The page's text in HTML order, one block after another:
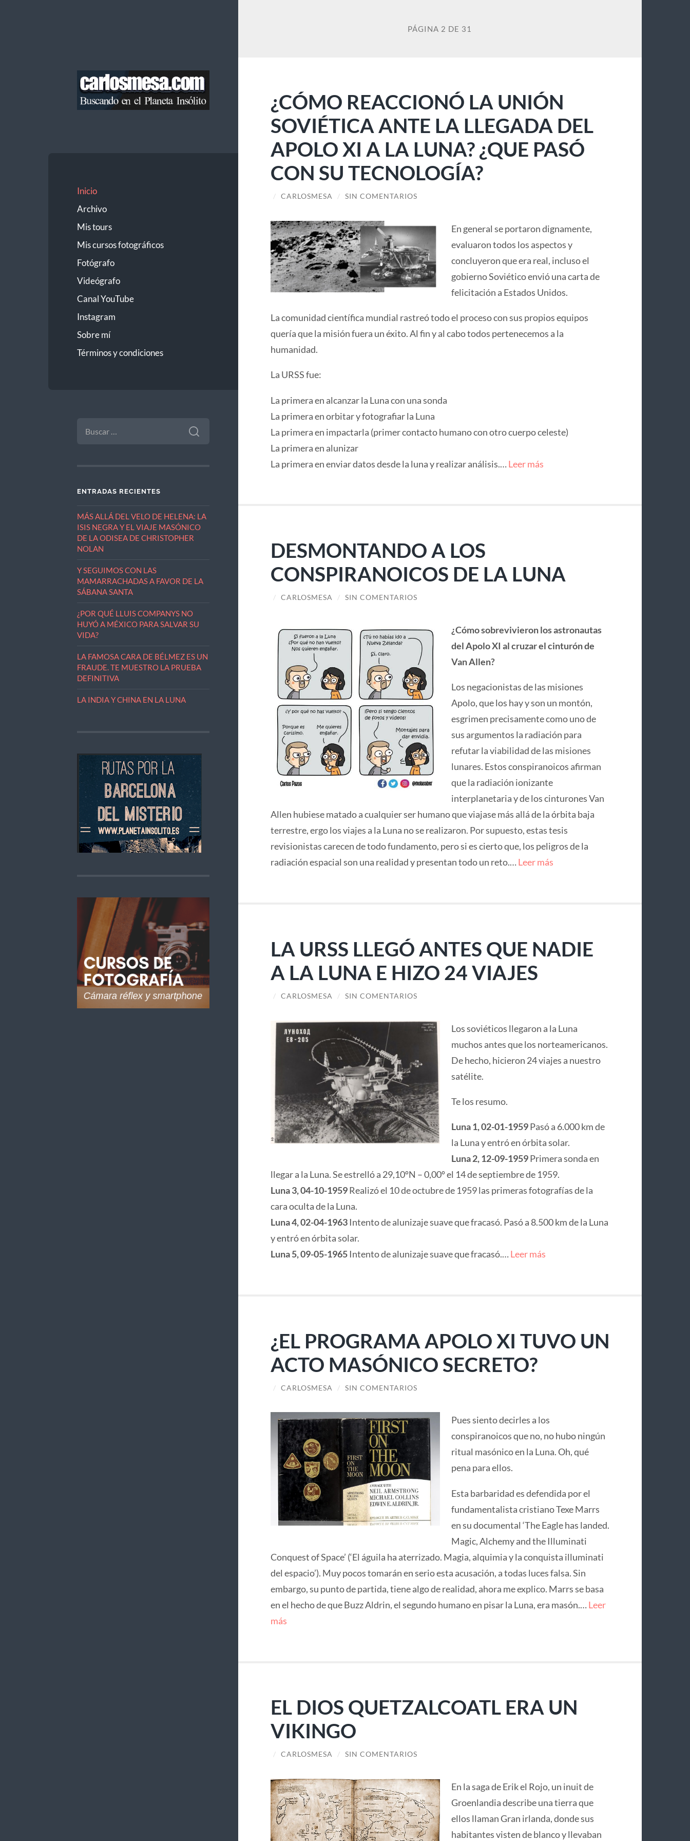
Inicio
Archivo
Mis tours
Mis cursos fotográficos
Fotógrafo
Videógrafo
Canal YouTube
Instagram
Sobre mí
Términos y condiciones
ENTRADAS RECIENTES
MÁS ALLÁ DEL VELO DE HELENA: LA
ISIS NEGRA Y EL VIAJE MASÓNICO
DE LA ODISEA DE CHRISTOPHER
NOLAN
Y SEGUIMOS CON LAS
MAMARRACHADAS A FAVOR DE LA
SÁBANA SANTA
¿POR QUÉ LLUIS COMPANYS NO
HUYÓ A MÉXICO PARA SALVAR SU
VIDA?
LA FAMOSA CARA DE BÉLMEZ ES UN
FRAUDE. TE MUESTRO LA PRUEBA
DEFINITIVA
LA INDIA Y CHINA EN LA LUNA
PÁGINA 2 DE 31
¿CÓMO REACCIONÓ LA UNIÓN
SOVIÉTICA ANTE LA LLEGADA DEL
APOLO XI A LA LUNA? ¿QUE PASÓ
CON SU TECNOLOGÍA?
/ CARLOSMESA / SIN COMENTARIOS
En general se portaron dignamente,
evaluaron todos los aspectos y
concluyeron que era real, incluso el
gobierno Soviético envió una carta de
felicitación a Estados Unidos.
La comunidad científica mundial rastreó todo el proceso con sus propios equipos
quería que la misión fuera un éxito. Al fin y al cabo todos pertenecemos a la
humanidad.
La URSS fue:
La primera en alcanzar la Luna con una sonda
La primera en orbitar y fotografiar la Luna
La primera en impactarla (primer contacto humano con otro cuerpo celeste)
La primera en alunizar
La primera en enviar datos desde la luna y realizar análisis.…Leer más
DESMONTANDO A LOS
CONSPIRANOICOS DE LA LUNA
/ CARLOSMESA / SIN COMENTARIOS
¿Cómo sobrevivieron los astronautas
del Apolo XI al cruzar el cinturón de
Van Allen?
Los negacionistas de las misiones
Apolo, que los hay y son un montón,
esgrimen precisamente como uno de
sus argumentos la radiación para
refutar la viabilidad de las misiones
lunares. Estos conspiranoicos afirman
que la radiación ionizante
interplanetaria y de los cinturones Van
Allen hubiese matado a cualquier ser humano que viajase más allá de la órbita baja
terrestre, ergo los viajes a la Luna no se realizaron. Por supuesto, estas tesis
revisionistas carecen de todo fundamento, pero si es cierto que, los peligros de la
radiación espacial son una realidad y presentan todo un reto.…Leer más
LA URSS LLEGÓ ANTES QUE NADIE
A LA LUNA E HIZO 24 VIAJES
/ CARLOSMESA / SIN COMENTARIOS
Los soviéticos llegaron a la Luna
muchos antes que los norteamericanos.
De hecho, hicieron 24 viajes a nuestro
satélite.
Te los resumo.
Luna 1, 02-01-1959Pasó a 6.000 km de
la Luna y entró en órbita solar.
Luna 2, 12-09-1959Primera sonda en
llegar a la Luna. Se estrelló a 29,10ºN – 0,00º el 14 de septiembre de 1959.
Luna 3, 04-10-1959Realizó el 10 de octubre de 1959 las primeras fotografías de la
cara oculta de la Luna.
Luna 4, 02-04-1963 Intento de alunizaje suave que fracasó. Pasó a 8.500 km de la Luna
y entró en órbita solar.
Luna 5, 09-05-1965 Intento de alunizaje suave que fracasó.…Leer más
¿EL PROGRAMA APOLO XI TUVO UN
ACTO MASÓNICO SECRETO?
/ CARLOSMESA / SIN COMENTARIOS
Pues siento decirles a los
conspiranoicos que no, no hubo ningún
ritual masónico en la Luna. Oh, qué
pena para ellos.
Esta barbaridad es defendida por el
fundamentalista cristiano Texe Marrs
en su documental ‘The Eagle has landed.
Magic, Alchemy and the Illuminati
Conquest of Space’ (‘El águila ha aterrizado. Magia, alquimia y la conquista illuminati
del espacio’). Muy pocos tomarán en serio esta acusación, a todas luces falsa. Sin
embargo, su punto de partida, tiene algo de realidad, ahora me explico. Marrs se basa
en el hecho de que Buzz Aldrin, el segundo humano en pisar la Luna, era masón.…Leer
más
EL DIOS QUETZALCOATL ERA UN
VIKINGO
/ CARLOSMESA / SIN COMENTARIOS
En la saga de Erik el Rojo, un inuit de
Groenlandia describe una tierra que
ellos llaman Gran irlanda, donde sus
habitantes visten de blanco y llevaban